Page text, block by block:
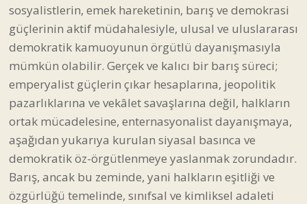
sosyalistlerin, emek hareketinin, barış ve demokrasi
güçlerinin aktif müdahalesiyle, ulusal ve uluslararası
demokratik kamuoyunun örgütlü dayanışmasıyla
mümkün olabilir. Gerçek ve kalıcı bir barış süreci;
emperyalist güçlerin çıkar hesaplarına, jeopolitik
pazarlıklarına ve vekâlet savaşlarına değil, halkların
ortak mücadelesine, enternasyonalist dayanışmaya,
aşağıdan yukarıya kurulan siyasal basınca ve
demokratik öz-örgütlenmeye yaslanmak zorundadır.
Barış, ancak bu zeminde, yani halkların eşitliği ve
özgürlüğü temelinde, sınıfsal ve kimliksel adaleti